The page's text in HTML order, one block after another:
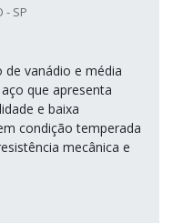
- SP
de vanádio e média
que apresenta
e baixa
condição temperada
mecânica e